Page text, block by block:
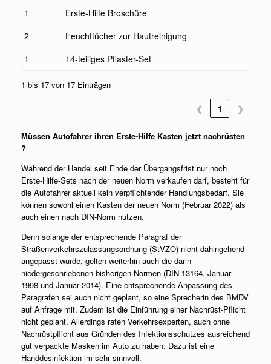
1
Erste-Hilfe Broschüre
2
Feuchttücher zur Hautreinigung
1
14-teiliges Pflaster-Set
1 bis 17 von 17 Einträgen
❮ 1 ❯
Müssen Autofahrer ihren Erste-Hilfe Kasten jetzt nachrüsten
?
Während der Handel seit Ende der Übergangsfrist nur noch
Erste-Hilfe-Sets nach der neuen Norm verkaufen darf, besteht für
die Autofahrer aktuell kein verpflichtender Handlungsbedarf. Sie
können sowohl einen Kasten der neuen Norm (Februar 2022) als
auch einen nach DIN-Norm nutzen.
Denn solange der entsprechende Paragraf der
Straßenverkehrszulassungsordnung (StVZO) nicht dahingehend
angepasst wurde, gelten weiterhin auch die darin
niedergeschriebenen bisherigen Normen (DIN 13164, Januar
1998 und Januar 2014). Eine entsprechende Anpassung des
Paragrafen sei auch nicht geplant, so eine Sprecherin des BMDV
auf Anfrage mit. Zudem ist die Einführung einer Nachrüst-Pflicht
nicht geplant. Allerdings raten Verkehrsexperten, auch ohne
Nachrüstpflicht aus Gründen des Infektionsschutzes ausreichend
gut verpackte Masken im Auto zu haben. Dazu ist eine
Handdesinfektion im sehr sinnvoll.